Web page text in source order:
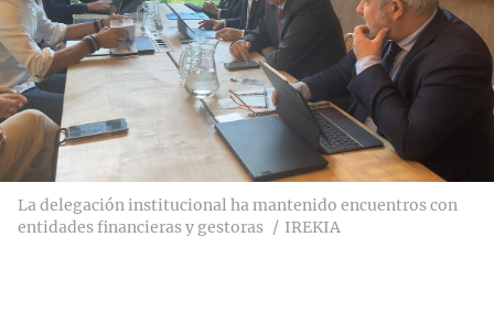
La delegación institucional ha mantenido encuentros con
entidades financieras y gestoras
IREKIA